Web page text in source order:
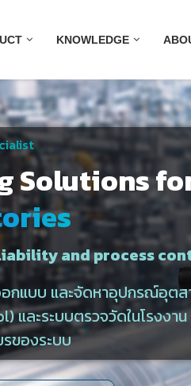
KNOWLEDGE
Solutions
and process
กแบบ และจัดหาอุปกรณ์อุตส
และระบบตรวจวัดในโรงงา
ของระบบ